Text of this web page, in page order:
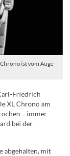
ist vom Auge
Friedrich
XL Chrono am
– immer
bei der
abgehalten, mit